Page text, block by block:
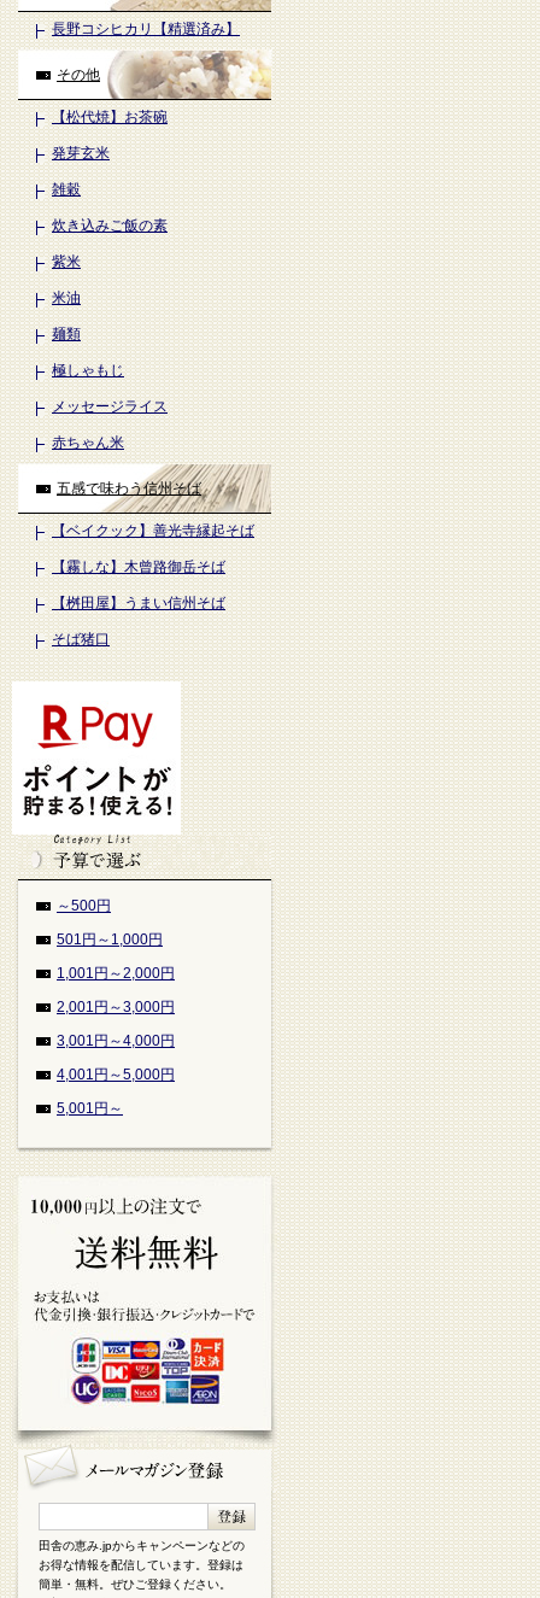
長野コシヒカリ【精選済み】
その他
【松代焼】お茶碗
発芽玄米
雑穀
炊き込みご飯の素
紫米
米油
麺類
極しゃもじ
メッセージライス
赤ちゃん米
五感で味わう信州そば
【ベイクック】善光寺縁起そば
【霧しな】木曾路御岳そば
【桝田屋】うまい信州そば
そば猪口
～500円
501円～1,000円
1,001円～2,000円
2,001円～3,000円
3,001円～4,000円
4,001円～5,000円
5,001円～
田舎の恵み.jpからキャンペーンなどの
お得な情報を配信しています。登録は
簡単・無料。ぜひご登録ください。